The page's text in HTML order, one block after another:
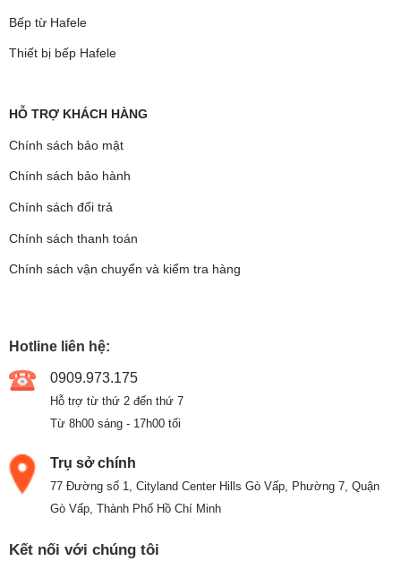
Bếp từ Hafele
Thiết bị bếp Hafele
HỖ TRỢ KHÁCH HÀNG
Chính sách bảo mật
Chính sách bảo hành
Chính sách đổi trả
Chính sách thanh toán
Chính sách vận chuyển và kiểm tra hàng
Hotline liên hệ:
0909.973.175
Hỗ trợ từ thứ 2 đến thứ 7
Từ 8h00 sáng - 17h00 tối
Trụ sở chính
77 Đường số 1, Cityland Center Hills Gò Vấp, Phường 7, Quận
Gò Vấp, Thành Phố Hồ Chí Minh
Kết nối với chúng tôi